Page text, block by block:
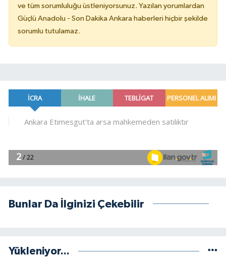
ve tüm sorumluluğu üstleniyorsunuz. Yazılan yorumlardan
Güçlü Anadolu - Son Dakika Ankara haberleri hiçbir şekilde
sorumlu tutulamaz.
Bunlar Da İlginizi Çekebilir
Yükleniyor...